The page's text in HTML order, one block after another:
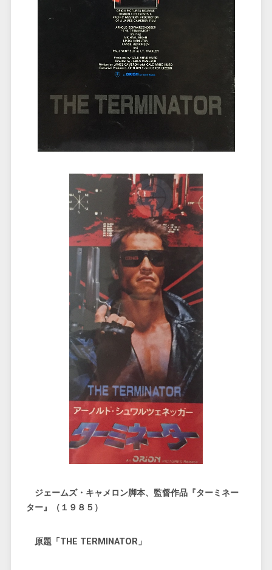
ジェームズ・キャメロン脚本、監督作品『ターミネー
ター』（１９８５）
原題「THE TERMINATOR」